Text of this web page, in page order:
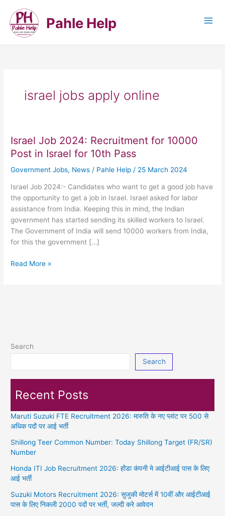
content
Pahle Help
israel jobs apply online
Israel Job 2024: Recruitment for 10000
Post in Israel for 10th Pass
Government Jobs, News / Pahle Help / 25 March 2024
Israel Job 2024:- Candidates who want to get a good job have
the opportunity to get a job in Israel. Israel asked for labor
assistance from India. Keeping this in mind, the Indian
government has started sending its skilled workers to Israel.
The Government of India will send 10000 workers from India,
for this the government […]
Israel
Israel
Read More »
Search
Search
Recent Posts
Maruti Suzuki FTE Recruitment 2026: मारुति के नए प्लांट पर 500 से
अधिक पदों पर आई भर्ती
Shillong Teer Common Number: Today Shillong Target (FR/SR)
Number
Honda ITI Job Recruitment 2026: होंडा कंपनी मे आईटीआई पास के लिए
आई भर्ती
Suzuki Motors Recruitment 2026: सुजुकी मोटर्स में 10वीं और आईटीआई
पास के लिए निकली 2000 पदों पर भर्ती, जल्दी करे आवेदन